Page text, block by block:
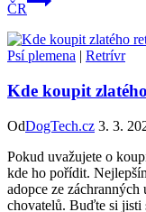
ČR
Psí plemena | Retrívr
Kde koupit
OdDogTech.cz 3. 3.
Pokud uvažujete o
kde ho pořídit.
adopce ze
chovatelů. Buďte si jisti